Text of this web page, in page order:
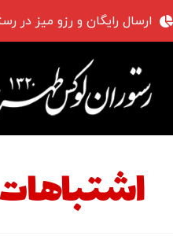
ارسال رایگان و رزو میز در رستوران